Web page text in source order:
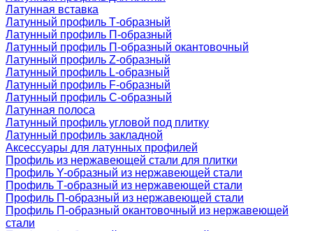
Латунная вставка
Латунный профиль Т-образный
Латунный профиль П-образный
Латунный профиль П-образный окантовочный
Латунный профиль Z-образный
Латунный профиль L-образный
Латунный профиль F-образный
Латунный профиль C-образный
Латунная полоса
Латунный профиль угловой под плитку
Латунный профиль закладной
Аксессуары для латунных профилей
Профиль из нержавеющей стали для плитки
Профиль Y-образный из нержавеющей стали
Профиль Т-образный из нержавеющей стали
Профиль П-образный из нержавеющей стали
Профиль П-образный окантовочный из нержавеющей
стали